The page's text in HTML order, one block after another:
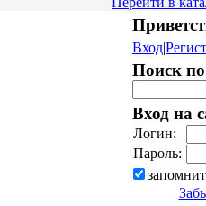
Вход|
Поиск
Вход на
Логин:
Пароль: